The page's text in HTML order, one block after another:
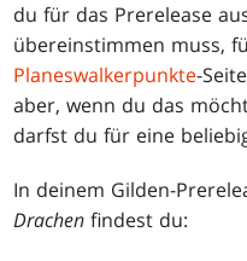
du für das Prerelease
übereinstimmen muss,
Planeswalkerpunkte-
aber, wenn du das
darfst du für eine
In deinem Gilden-
Drachen findest du: